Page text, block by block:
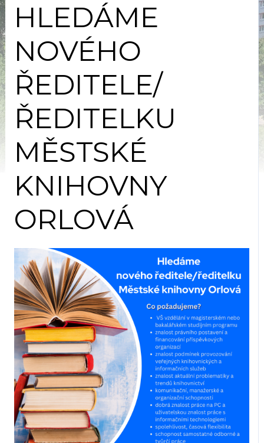
HLEDÁME
NOVÉHO
ŘEDITELE/
ŘEDITELKU
MĚSTSKÉ
KNIHOVNY
ORLOVÁ